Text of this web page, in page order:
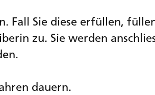
Fall Sie diese erfüllen,
zu. Sie werden
dauern.